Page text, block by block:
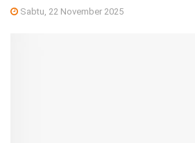
Sabtu, 22 November 2025